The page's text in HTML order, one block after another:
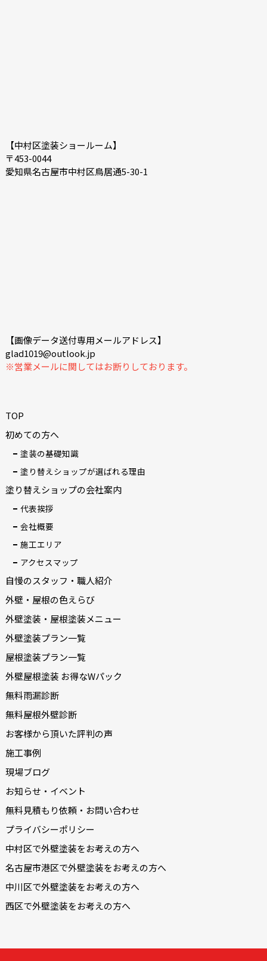
【中村区塗装ショールーム】
〒453-0044
愛知県名古屋市中村区鳥居通5-30-1
【画像データ送付専用メールアドレス】
glad1019@outlook.jp
※営業メールに関してはお断りしております。
TOP
初めての方へ
塗装の基礎知識
塗り替えショップが選ばれる理由
塗り替えショップの会社案内
代表挨拶
会社概要
施工エリア
アクセスマップ
自慢のスタッフ・職人紹介
外壁・屋根の色えらび
外壁塗装・屋根塗装メニュー
外壁塗装プラン一覧
屋根塗装プラン一覧
外壁屋根塗装 お得なWパック
無料雨漏診断
無料屋根外壁診断
お客様から頂いた評判の声
施工事例
現場ブログ
お知らせ・イベント
無料見積もり依頼・お問い合わせ
プライバシーポリシー
中村区で外壁塗装をお考えの方へ
名古屋市港区で外壁塗装をお考えの方へ
中川区で外壁塗装をお考えの方へ
西区で外壁塗装をお考えの方へ